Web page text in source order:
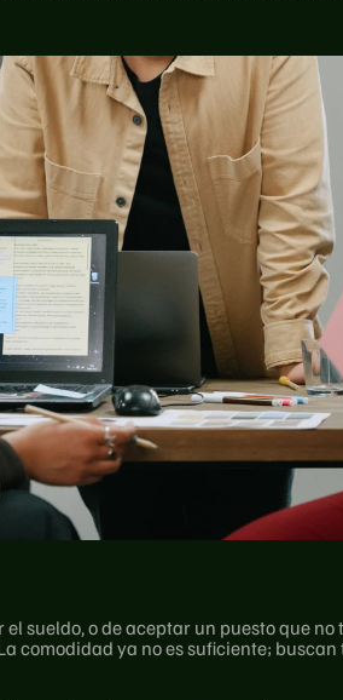
sueldo, o de aceptar un puesto que
comodidad ya no es suficiente;